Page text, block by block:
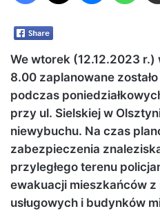
We wtorek (12.12.2023
8.00 zaplanowane
podczas
przy ul. Sielskiej w
niewybuchu. Na czas
zabezpieczenia
przyległego terenu
ewakuacji mieszkańców
usługowych i budynków